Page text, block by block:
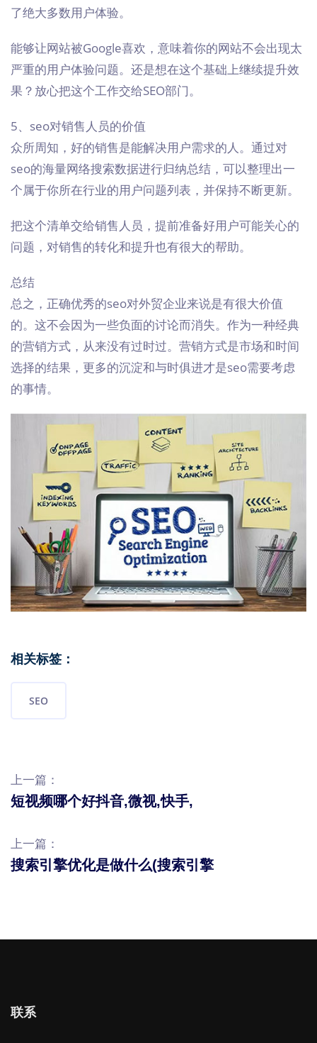
了绝大多数用户体验。
能够让网站被Google喜欢，意味着你的网站不会出现太
严重的用户体验问题。还是想在这个基础上继续提升效
果？放心把这个工作交给SEO部门。
5、seo对销售人员的价值
众所周知，好的销售是能解决用户需求的人。通过对
seo的海量网络搜索数据进行归纳总结，可以整理出一
个属于你所在行业的用户问题列表，并保持不断更新。
把这个清单交给销售人员，提前准备好用户可能关心的
问题，对销售的转化和提升也有很大的帮助。
总结
总之，正确优秀的seo对外贸企业来说是有很大价值
的。这不会因为一些负面的讨论而消失。作为一种经典
的营销方式，从来没有过时过。营销方式是市场和时间
选择的结果，更多的沉淀和与时俱进才是seo需要考虑
的事情。
相关标签：
SEO
上一篇：
短视频哪个好抖音,微视,快手,
上一篇：
搜索引擎优化是做什么(搜索引擎
联系